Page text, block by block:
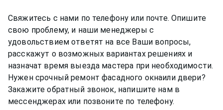
Свяжитесь с нами по телефону или почте. Опишите
свою проблему, и наши менеджеры с
удовольствием ответят на все Ваши вопросы,
расскажут о возможных вариантах решениях и
назначат время выезда мастера при необходимости.
Нужен срочный ремонтфасадного окнаили двери?
Закажите обратный звонок, напишите нам в
мессенджерах или позвоните по телефону.